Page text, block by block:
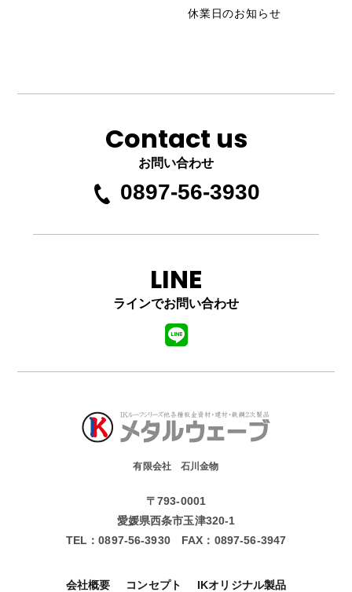
休業日のお知らせ
Contact us
お問い合わせ
0897-56-3930
LINE
ラインでお問い合わせ
有限会社 石川金物
〒793-0001
愛媛県西条市玉津320-1
TEL：0897-56-3930FAX： 0897-56-3947
会社概要 コンセプト IKオリジナル製品